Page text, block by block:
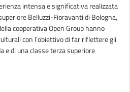
intensa e significativa realizzata
Belluzzi-Fioravanti di Bologna,
cooperativa Open Group hanno
con l’obiettivo di far riflettere gli
e di una classe terza superiore